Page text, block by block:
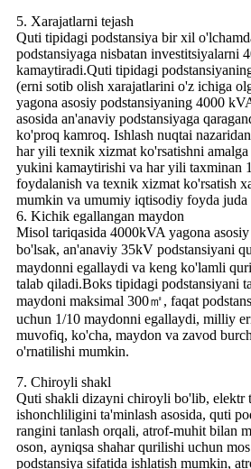
5. Xarajatlarni tejash
Quti tipidagi podstansiya bir xil
podstansiyaga nisbatan investitsiyalarni
kamaytiradi.Quti tipidagi
(erni sotib olish xarajatlarini o'z ichiga
yagona asosiy podstansiyaning 4000
asosida an'anaviy podstansiyaga
ko'proq kamroq. Ishlash nuqtai
har yili texnik xizmat ko'rsatishni
yukini kamaytirishi va har yili taxminan
foydalanish va texnik xizmat ko'rsatish
mumkin va umumiy iqtisodiy foyda juda
6. Kichik egallangan maydon
Misol tariqasida 4000kVA yagona
bo'lsak, an'anaviy 35kV podstansiyani
maydonni egallaydi va keng ko'lamli
talab qiladi.Boks tipidagi podstansiyani
maydoni maksimal 300㎡, faqat
uchun 1/10 maydonni egallaydi, milliy
muvofiq, ko'cha, maydon va zavod
o'rnatilishi mumkin.
7. Chiroyli shakl
Quti shakli dizayni chiroyli bo'lib, elektr
ishonchliligini ta'minlash asosida, quti
rangini tanlash orqali, atrof-muhit bilan
oson, ayniqsa shahar qurilishi uchun
podstansiya sifatida ishlatish mumkin,